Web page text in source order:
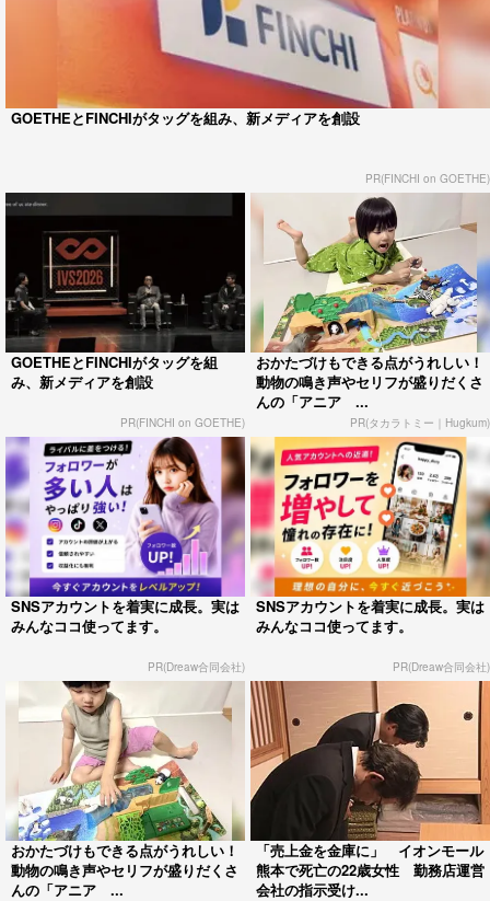
GOETHEとFINCHIがタッグを組み、新メディアを創設
PR(FINCHI on GOETHE)
GOETHEとFINCHIがタッグを組
み、新メディアを創設
PR(FINCHI on GOETHE)
おかたづけもできる点がうれしい！
動物の鳴き声やセリフが盛りだくさ
んの「アニア ...
PR(タカラトミー｜Hugkum)
SNSアカウントを着実に成長。実は
みんなココ使ってます。
PR(Dreaw合同会社)
SNSアカウントを着実に成長。実は
みんなココ使ってます。
PR(Dreaw合同会社)
おかたづけもできる点がうれしい！
動物の鳴き声やセリフが盛りだくさ
んの「アニア ...
「売上金を金庫に」 イオンモール
熊本で死亡の22歳女性 勤務店運営
会社の指示受け...